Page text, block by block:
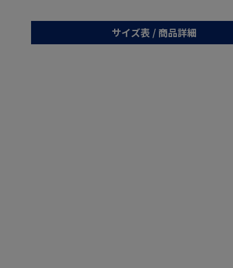
サイズ表 / 商品詳細